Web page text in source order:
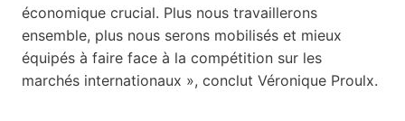
économique crucial. Plus nous travaillerons
ensemble, plus nous serons mobilisés et mieux
équipés à faire face à la compétition sur les
marchés internationaux », conclut Véronique Proulx.